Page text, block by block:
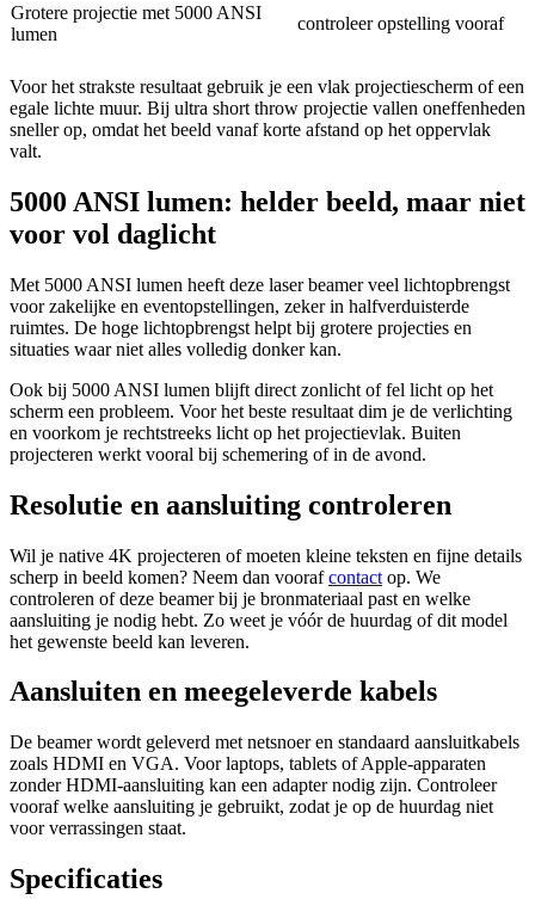
Grotere projectie met 5000 ANSI
lumen
controleer opstelling vooraf
Voor het strakste resultaat gebruik je een vlak projectiescherm of een
egale lichte muur. Bij ultra short throw projectie vallen oneffenheden
sneller op, omdat het beeld vanaf korte afstand op het oppervlak
valt.
5000 ANSI lumen: helder beeld, maar niet
voor vol daglicht
Met 5000 ANSI lumen heeft deze laser beamer veel lichtopbrengst
voor zakelijke en eventopstellingen, zeker in halfverduisterde
ruimtes. De hoge lichtopbrengst helpt bij grotere projecties en
situaties waar niet alles volledig donker kan.
Ook bij 5000 ANSI lumen blijft direct zonlicht of fel licht op het
scherm een probleem. Voor het beste resultaat dim je de verlichting
en voorkom je rechtstreeks licht op het projectievlak. Buiten
projecteren werkt vooral bij schemering of in de avond.
Resolutie en aansluiting controleren
Wil je native 4K projecteren of moeten kleine teksten en fijne details
scherp in beeld komen? Neem dan voorafcontact op. We
controleren of deze beamer bij je bronmateriaal past en welke
aansluiting je nodig hebt. Zo weet je vóór de huurdag of dit model
het gewenste beeld kan leveren.
Aansluiten en meegeleverde kabels
De beamer wordt geleverd met netsnoer en standaard aansluitkabels
zoals HDMI en VGA. Voor laptops, tablets of Apple-apparaten
zonder HDMI-aansluiting kan een adapter nodig zijn. Controleer
vooraf welke aansluiting je gebruikt, zodat je op de huurdag niet
voor verrassingen staat.
Specificaties